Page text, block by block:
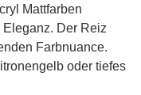
Mattfarben
Der Reiz
Farbnuance.
oder tiefes